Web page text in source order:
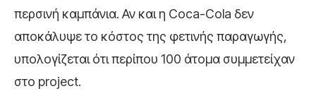
περσινή καμπάνια. Αν και η Coca-Cola δεν
αποκάλυψε το κόστος της φετινής παραγωγής,
υπολογίζεται ότι περίπου 100 άτομα συμμετείχαν
στο project.